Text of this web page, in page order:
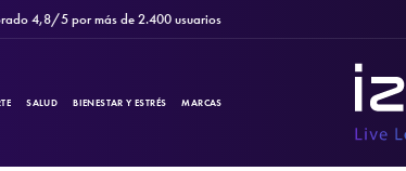
4,8/5 por más de 2.400 usuarios
SALUD BIENESTAR Y ESTRÉS MARCAS